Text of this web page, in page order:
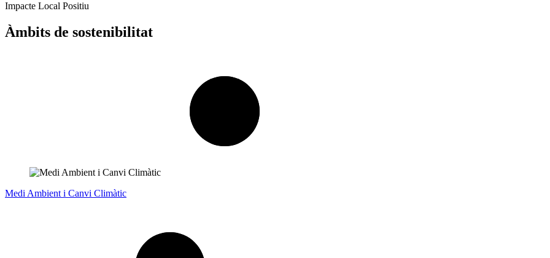
Impacte Local Positiu
Àmbits de sostenibilitat
Medi Ambient i Canvi Climàtic